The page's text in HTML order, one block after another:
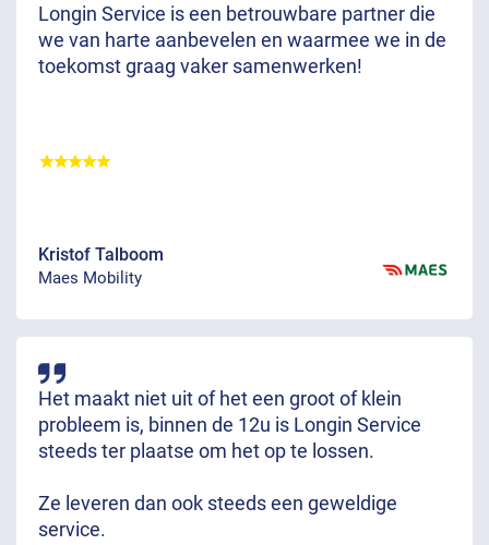
Longin Service is een betrouwbare partner die
we van harte aanbevelen en waarmee we in de
toekomst graag vaker samenwerken!
Kristof Talboom
Maes Mobility
Het maakt niet uit of het een groot of klein
probleem is, binnen de 12u is Longin Service
steeds ter plaatse om het op te lossen.
Ze leveren dan ook steeds een geweldige
service.